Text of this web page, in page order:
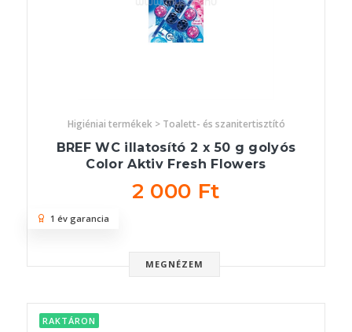
Higiéniai termékek > Toalett- és szanitertisztító
BREF WC illatosító 2 x 50 g golyós
Color Aktiv Fresh Flowers
2 000 Ft
MEGNÉZEM
1 év garancia
RAKTÁRON